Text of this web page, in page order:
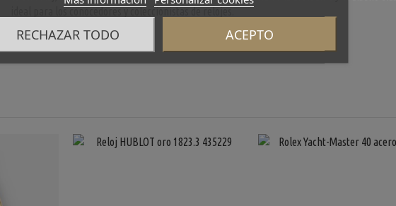
ideal para los conocedores y coleccionistas de relojes.
RECHAZAR TODO ACEPTO